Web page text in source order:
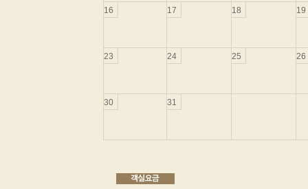
16 17 18 19
23 24 25 26
30 31